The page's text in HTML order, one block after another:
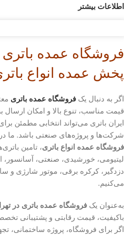
اطلاعات بیشتر
فروشگاه عمده
پخش عمده انواع
اگر به دنبال یک فروشگاه عمده باتری
قیمت مناسب، تنوع بالا و امکان
ایران باتری می‌تواند انتخابی مطمئن
شرکت‌ها و پروژه‌های صنعتی باشد. ما در
فروشگاه عمده انواع باتری، تامین
لیتیومی، خورشیدی، صنعتی، آسانسور،
دزدگیر، کرکره برقی، موتور شارژی و
می‌کنیم.
به‌عنوان یک فروشگاه عمده باتری در
باکیفیت، قیمت رقابتی و پشتیبانی
اگر برای فروشگاه، پروژه ساختمانی،